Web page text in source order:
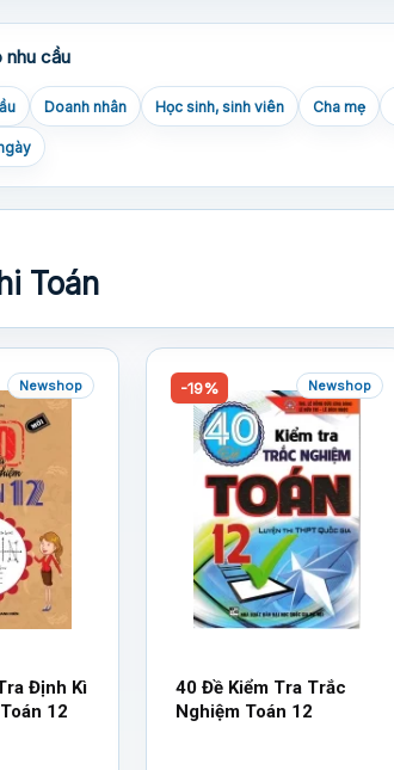
nhu cầu
Doanh nhân Học sinh, sinh viên Cha mẹ
Toán
Newshop
Định Kì
12
-19% Newshop
40 Đề Kiểm Tra Trắc
Nghiệm Toán 12